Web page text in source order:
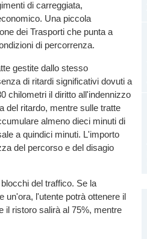
di carreggiata,
Una piccola
dei Trasporti che punta a
di percorrenza.
gestite dallo stesso
di ritardi significativi dovuti a
chilometri il diritto all'indennizzo
del ritardo, mentre sulle tratte
almeno dieci minuti di
a quindici minuti. L'importo
del percorso e del disagio
del traffico. Se la
un'ora, l'utente potrà ottenere il
il ristoro salirà al 75%, mentre